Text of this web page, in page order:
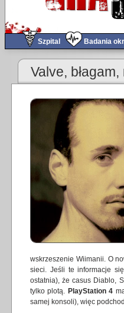
Szpital Badania
Obchód tygodnia #58
Valve,
wskrzeszenie Wiimanii. O
sieci. Jeśli te informacje
ostatnia), że casus Diablo,
tylko plotą. PlayStation 4
samej konsoli), więc